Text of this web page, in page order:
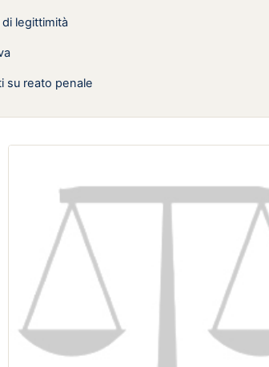
legittimità
su reato penale